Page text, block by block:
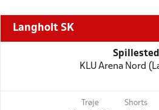
Langholt SK
Spillested
KLU Arena Nord
Trøje Shorts